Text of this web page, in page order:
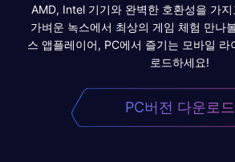
AMD, Intel 기기와 완벽한 호환성을 가
가벼운 녹스에서 최상의 게임 체험 만나
스 앱플레이어, PC에서 즐기는 모바일 라
로드하세요!
PC버전 다운로드